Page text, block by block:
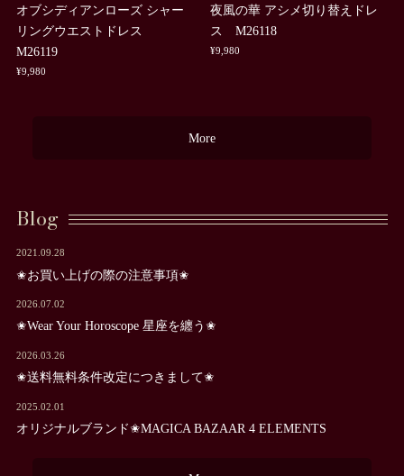
オブシディアンローズ シャー
リングウエストドレス
M26119
¥9,980
夜風の華 アシメ切り替えドレ
ス M26118
¥9,980
More
Blog
2021.09.28
✬お買い上げの際の注意事項✬
2026.07.02
✬Wear Your Horoscope 星座を纏う✬
2026.03.26
✬送料無料条件改定につきまして✬
2025.02.01
オリジナルブランド✬MAGICA BAZAAR 4 ELEMENTS